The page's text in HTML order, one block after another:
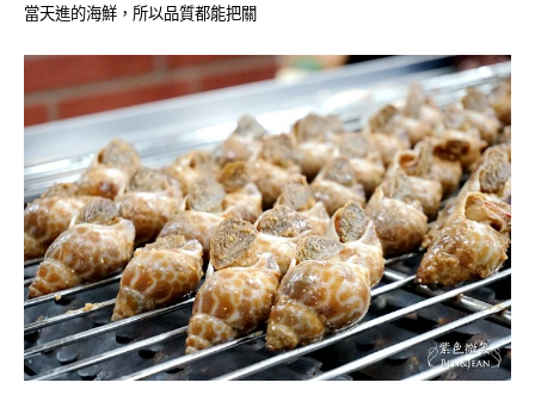
當天進的海鮮，所以品質都能把關